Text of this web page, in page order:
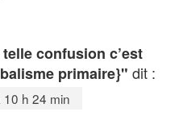
confusion c’est
primaire}" dit :
h 24 min